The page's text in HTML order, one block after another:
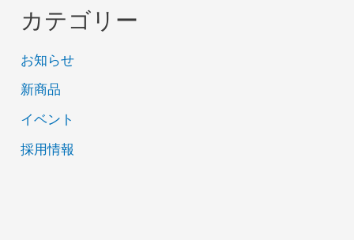
カテゴリー
お知らせ
新商品
イベント
採用情報